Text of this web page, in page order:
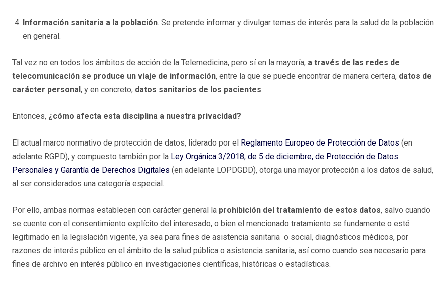
Información sanitaria a la población. Se pretende informar y divulgar temas de interés para la salud de la población
en general.
Tal vez no en todos los ámbitos de acción de la Telemedicina, pero sí en la mayoría, a través de las redes de
telecomunicación se produce un viaje de información, entre la que se puede encontrar de manera certera, datos de
carácter personal, y en concreto, datos sanitarios de los pacientes.
Entonces, ¿cómo afecta esta disciplina a nuestra privacidad?
El actual marco normativo de protección de datos, liderado por el Reglamento Europeo de Protección de Datos (en
adelante RGPD), y compuesto también por la Ley Orgánica 3/2018, de 5 de diciembre, de Protección de Datos
Personales y Garantía de Derechos Digitales (en adelante LOPDGDD), otorga una mayor protección a los datos de salud,
al ser considerados una categoría especial.
Por ello, ambas normas establecen con carácter general la prohibición del tratamiento de estos datos, salvo cuando
se cuente con el consentimiento explícito del interesado, o bien el mencionado tratamiento se fundamente o esté
legitimado en la legislación vigente, ya sea para fines de asistencia sanitaria o social, diagnósticos médicos, por
razones de interés público en el ámbito de la salud pública o asistencia sanitaria, así como cuando sea necesario para
fines de archivo en interés público en investigaciones científicas, históricas o estadísticas.